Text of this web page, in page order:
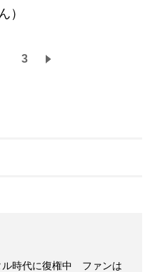
）
3
ル時代に復権中 ファンは